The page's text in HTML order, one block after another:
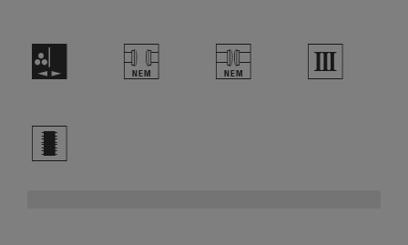
H T U 3
b